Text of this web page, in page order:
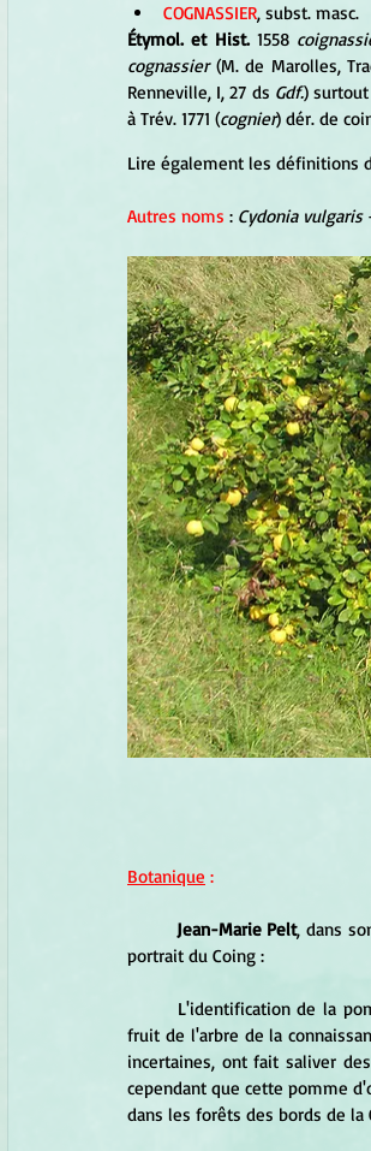
COGNASSIER, subst. masc.
Étymol. et Hist. 1558
cognassier (M. de Marolles,
Renneville, I, 27 ds Gdf.) surtout
à Trév. 1771 (cognier) dér. de
Lire également les définitions
Autres noms : Cydonia vulgaris
Botanique :
Jean-Marie Pelt, dans
portrait du Coing :
fruit de l'arbre de la
incertaines, ont fait saliver
cependant que cette pomme
dans les forêts des bords de la